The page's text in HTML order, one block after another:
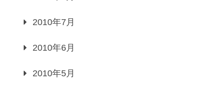
2010年7月
2010年6月
2010年5月